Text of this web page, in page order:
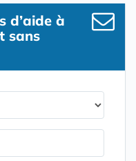
d’aide à
sans